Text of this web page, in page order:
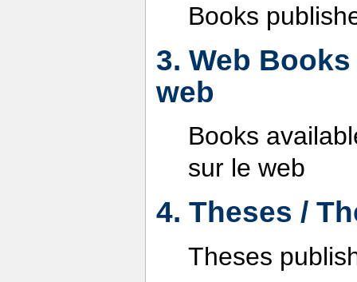
Books
3. Web
web
Books
sur le web
4. Theses /
Theses